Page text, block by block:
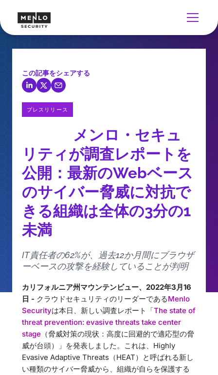
この記事をシェアする
プレスリリース
メンロ・セキュ
リティが調査レポートを
公開：最新のWebベース
のサイバー脅威に対抗で
きる組織は全体の3分の1
未満
IT責任者の62%が、過去12か月間にブラウザ
ーベースの攻撃を経験していることが判明
カリフォルニア州マウンテンビュー、2022年3月16
日 - クラウドセキュリティのリーダーであるMenlo
Securityは本日、新しい調査レポート「The state of
threat prevention: evasive threats take center
stage （脅威対策の現状：高度に回避的で適応型の脅
威が台頭）」を発表しました。これは、Highly
Evasive Adaptive Threats（HEAT）と呼ばれる新し
い種類のサイバー脅威から、組織が自らを保護する